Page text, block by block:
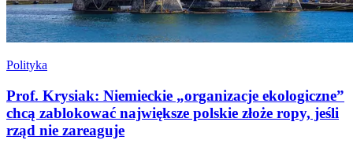
Polityka
Prof. Krysiak: Niemieckie „organizacje ekologiczne”
chcą zablokować największe polskie złoże ropy, jeśli
rząd nie zareaguje